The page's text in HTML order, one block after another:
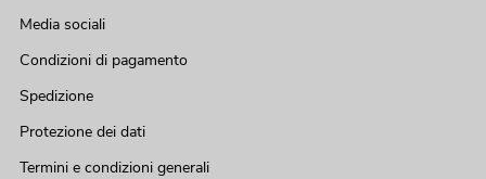
Media sociali
Condizioni di pagamento
Spedizione
Protezione dei dati
Termini e condizioni generali